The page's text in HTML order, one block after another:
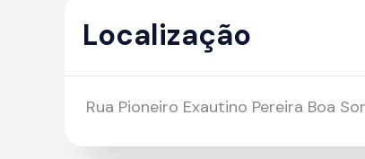
Localização
Rua Pioneiro Exautino Pereira Boa